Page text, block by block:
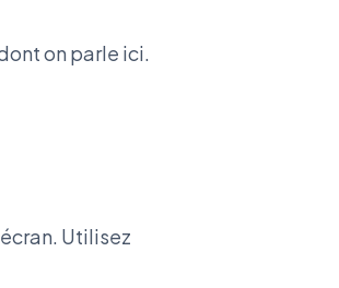
on parle ici.
Utilisez